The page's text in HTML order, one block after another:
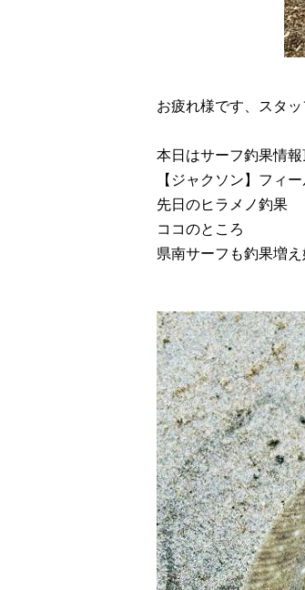
お疲れ様です、スタッ
本日はサーフ釣果情
【ジャクソン】フィ
先日のヒラメノ釣果
ココのところ
県南サーフも釣果増え